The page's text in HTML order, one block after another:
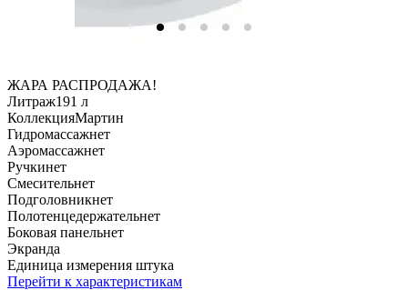
ЖАРА РАСПРОДАЖА!
Литраж191 л
КоллекцияМартин
Гидромассажнет
Аэромассажнет
Ручкинет
Смесительнет
Подголовникнет
Полотенцедержательнет
Боковая панельнет
Экранда
Единица измерения штука
Перейти к характеристикам